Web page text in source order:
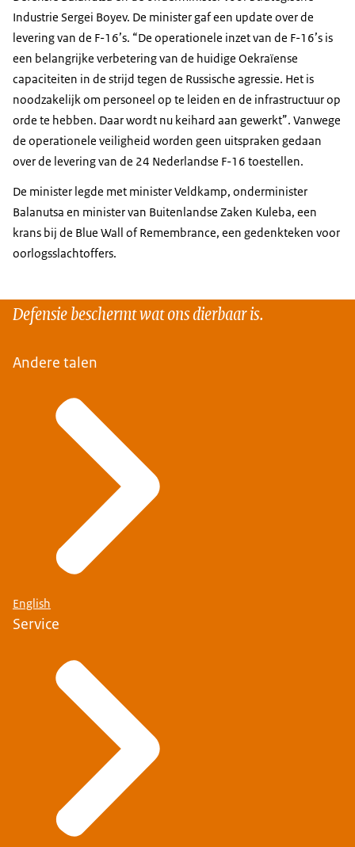
Industrie Sergei Boyev. De minister gaf een update over de
levering van de F-16’s. “De operationele inzet van de F-16’s is
een belangrijke verbetering van de huidige Oekraïense
capaciteiten in de strijd tegen de Russische agressie. Het is
noodzakelijk om personeel op te leiden en de infrastructuur op
orde te hebben. Daar wordt nu keihard aan gewerkt”. Vanwege
de operationele veiligheid worden geen uitspraken gedaan
over de levering van de 24 Nederlandse F-16 toestellen.
De minister legde met minister Veldkamp, onderminister
Balanutsa en minister van Buitenlandse Zaken Kuleba, een
krans bij de Blue Wall of Remembrance, een gedenkteken voor
oorlogsslachtoffers.
Defensie beschermt wat ons dierbaar is.
Andere talen
English
Service